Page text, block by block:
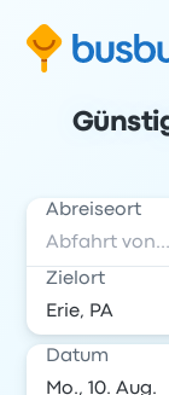
Abreiseort
Zielort
Datum